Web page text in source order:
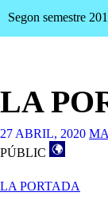
Segon semestre
LA
27 ABRIL, 2020
PÚBLIC
LA PORTADA